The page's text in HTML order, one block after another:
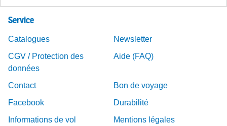
Service
Catalogues
Newsletter
CGV / Protection des
données
Aide (FAQ)
Contact
Bon de voyage
Facebook
Durabilité
Informations de vol
Mentions légales